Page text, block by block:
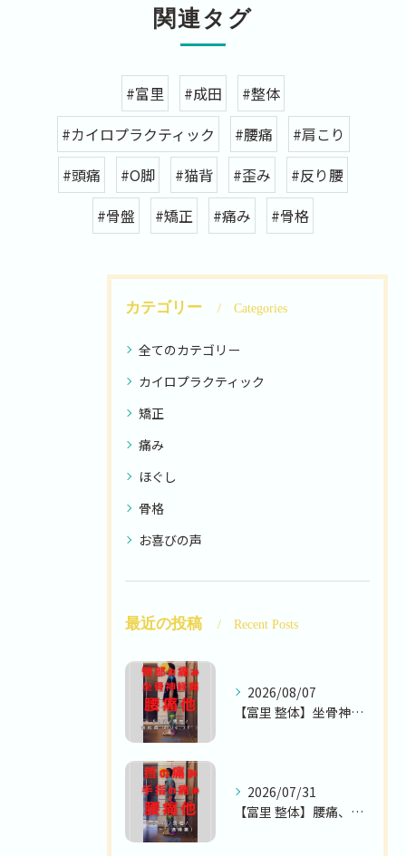
関連タグ
#富里 #成田
#整体
#カイロプラクティック
#腰痛
#肩こり
#頭痛
#O脚 #猫背 #歪み
#反り腰
#骨盤
#矯正 #痛み #骨格
カテゴリー Categories
全てのカテゴリー
カイロプラクティック
矯正
痛み
ほぐし
骨格
お喜びの声
最近の投稿 Recent Posts
2026/08/07
【富里 整体】坐骨神経痛、腰痛、臀部の痛み 他/50代男性/...
2026/07/31
【富里 整体】腰痛、首の痛み、手指の痛み 他/70代男性/パ...